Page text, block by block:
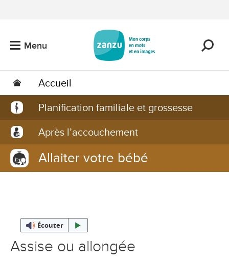
Menu
Accueil
Planification familiale et grossesse
Après l’accouchement
Allaiter votre bébé
Écouter
Assise ou allongée